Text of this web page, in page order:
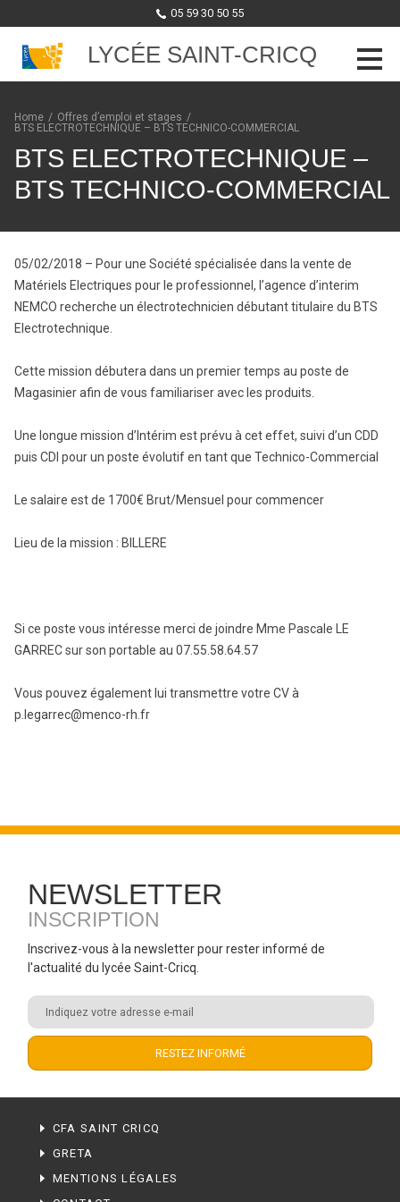
05 59 30 50 55
LYCÉE SAINT-CRICQ
Skip to content
Home / Offres d’emploi et stages /
BTS ELECTROTECHNIQUE – BTS TECHNICO-COMMERCIAL
BTS ELECTROTECHNIQUE –
BTS TECHNICO-COMMERCIAL
05/02/2018 – Pour une Société spécialisée dans la vente de
Matériels Electriques pour le professionnel, l’agence d’interim
NEMCO recherche un électrotechnicien débutant titulaire du BTS
Electrotechnique.
Cette mission débutera dans un premier temps au poste de
Magasinier afin de vous familiariser avec les produits.
Une longue mission d’Intérim est prévu à cet effet, suivi d’un CDD
puis CDI pour un poste évolutif en tant que Technico-Commercial
Le salaire est de 1700€ Brut/Mensuel pour commencer
Lieu de la mission : BILLERE
Si ce poste vous intéresse merci de joindre Mme Pascale LE
GARREC sur son portable au 07.55.58.64.57
Vous pouvez également lui transmettre votre CV à
p.legarrec@menco-rh.fr
NEWSLETTER
INSCRIPTION
Inscrivez-vous à la newsletter pour rester informé de
l'actualité du lycée Saint-Cricq.
CFA SAINT CRICQ
GRETA
MENTIONS LÉGALES